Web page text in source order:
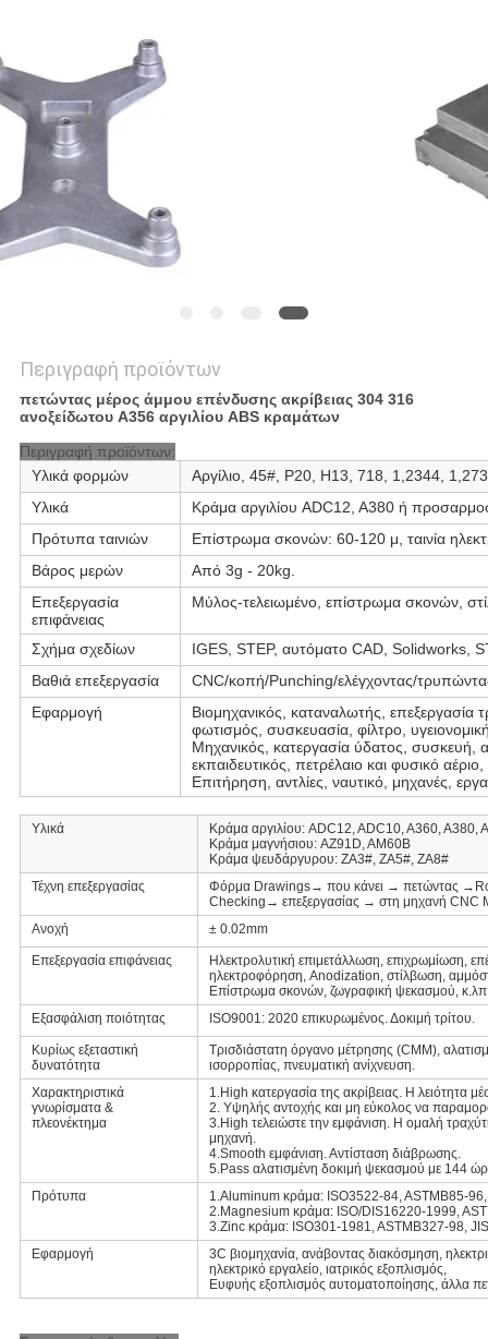
ΑΠΟΡΡΉΤΟΥ
Περιγραφή προϊόντων
πετώντας μέρος άμμου επένδυσης ακρίβειας 304 316
ανοξείδωτου A356 αργιλίου ABS κραμάτων
Περιγραφή προϊόντων:
Υλικά φορμών
Αργίλιο, 45#, P20, H13, 718, 1,2344,
Υλικά
Κράμα αργιλίου ADC12, A380 ή
Πρότυπα ταινιών
Επίστρωμα σκονών: 60-120 μ, ταινία
Βάρος μερών
Από 3g - 20kg.
Επεξεργασία
επιφάνειας
Μύλος-τελειωμένο, επίστρωμα σκονών,
Σχήμα σχεδίων
IGES, STEP, αυτόματο CAD, Solidworks,
Βαθιά επεξεργασία
CNC/κοπή/Punching/ελέγχοντας/
Εφαρμογή
Βιομηχανικός, καταναλωτής, επεξεργασία
φωτισμός, συσκευασία, φίλτρο,
Μηχανικός, κατεργασία ύδατος, συσκευή,
εκπαιδευτικός, πετρέλαιο και φυσικό
Επιτήρηση, αντλίες, ναυτικό, μηχανές,
Υλικά
Κράμα αργιλίου: ADC12, ADC10, A360, A380,
Κράμα μαγνήσιου: AZ91D, AM60B
Κράμα ψευδάργυρου: ZA3#, ZA5#, ZA8#
Τέχνη επεξεργασίας
Φόρμα Drawings→ που κάνει → πετώντας
Checking→ επεξεργασίας → στη μηχανή
Ανοχή
± 0.02mm
Επεξεργασία επιφάνειας
Ηλεκτρολυτική επιμετάλλωση, επιχρωμίωση,
ηλεκτροφόρηση, Anodization, στίλβωση,
Επίστρωμα σκονών, ζωγραφική ψεκασμού,
Εξασφάλιση ποιότητας
ISO9001: 2020 επικυρωμένος. Δοκιμή τρίτου.
Κυρίως εξεταστική
δυνατότητα
Τρισδιάστατη όργανο μέτρησης (CMM),
ισορροπίας, πνευματική ανίχνευση.
Χαρακτηριστικά
γνωρίσματα &
πλεονέκτημα
1.High κατεργασία της ακρίβειας. Η λειότητα
2. Υψηλής αντοχής και μη εύκολος να
3.High τελειώστε την εμφάνιση. Η ομαλή
μηχανή.
4.Smooth εμφάνιση. Αντίσταση διάβρωσης.
5.Pass αλατισμένη δοκιμή ψεκασμού με 144
Πρότυπα
1.Aluminum κράμα: ISO3522-84, ASTMB85-
2.Magnesium κράμα: ISO/DIS16220-1999,
3.Zinc κράμα: ISO301-1981, ASTMB327-98,
Εφαρμογή
3C βιομηχανία, ανάβοντας διακόσμηση,
ηλεκτρικό εργαλείο, ιατρικός εξοπλισμός,
Ευφυής εξοπλισμός αυτοματοποίησης, άλλα